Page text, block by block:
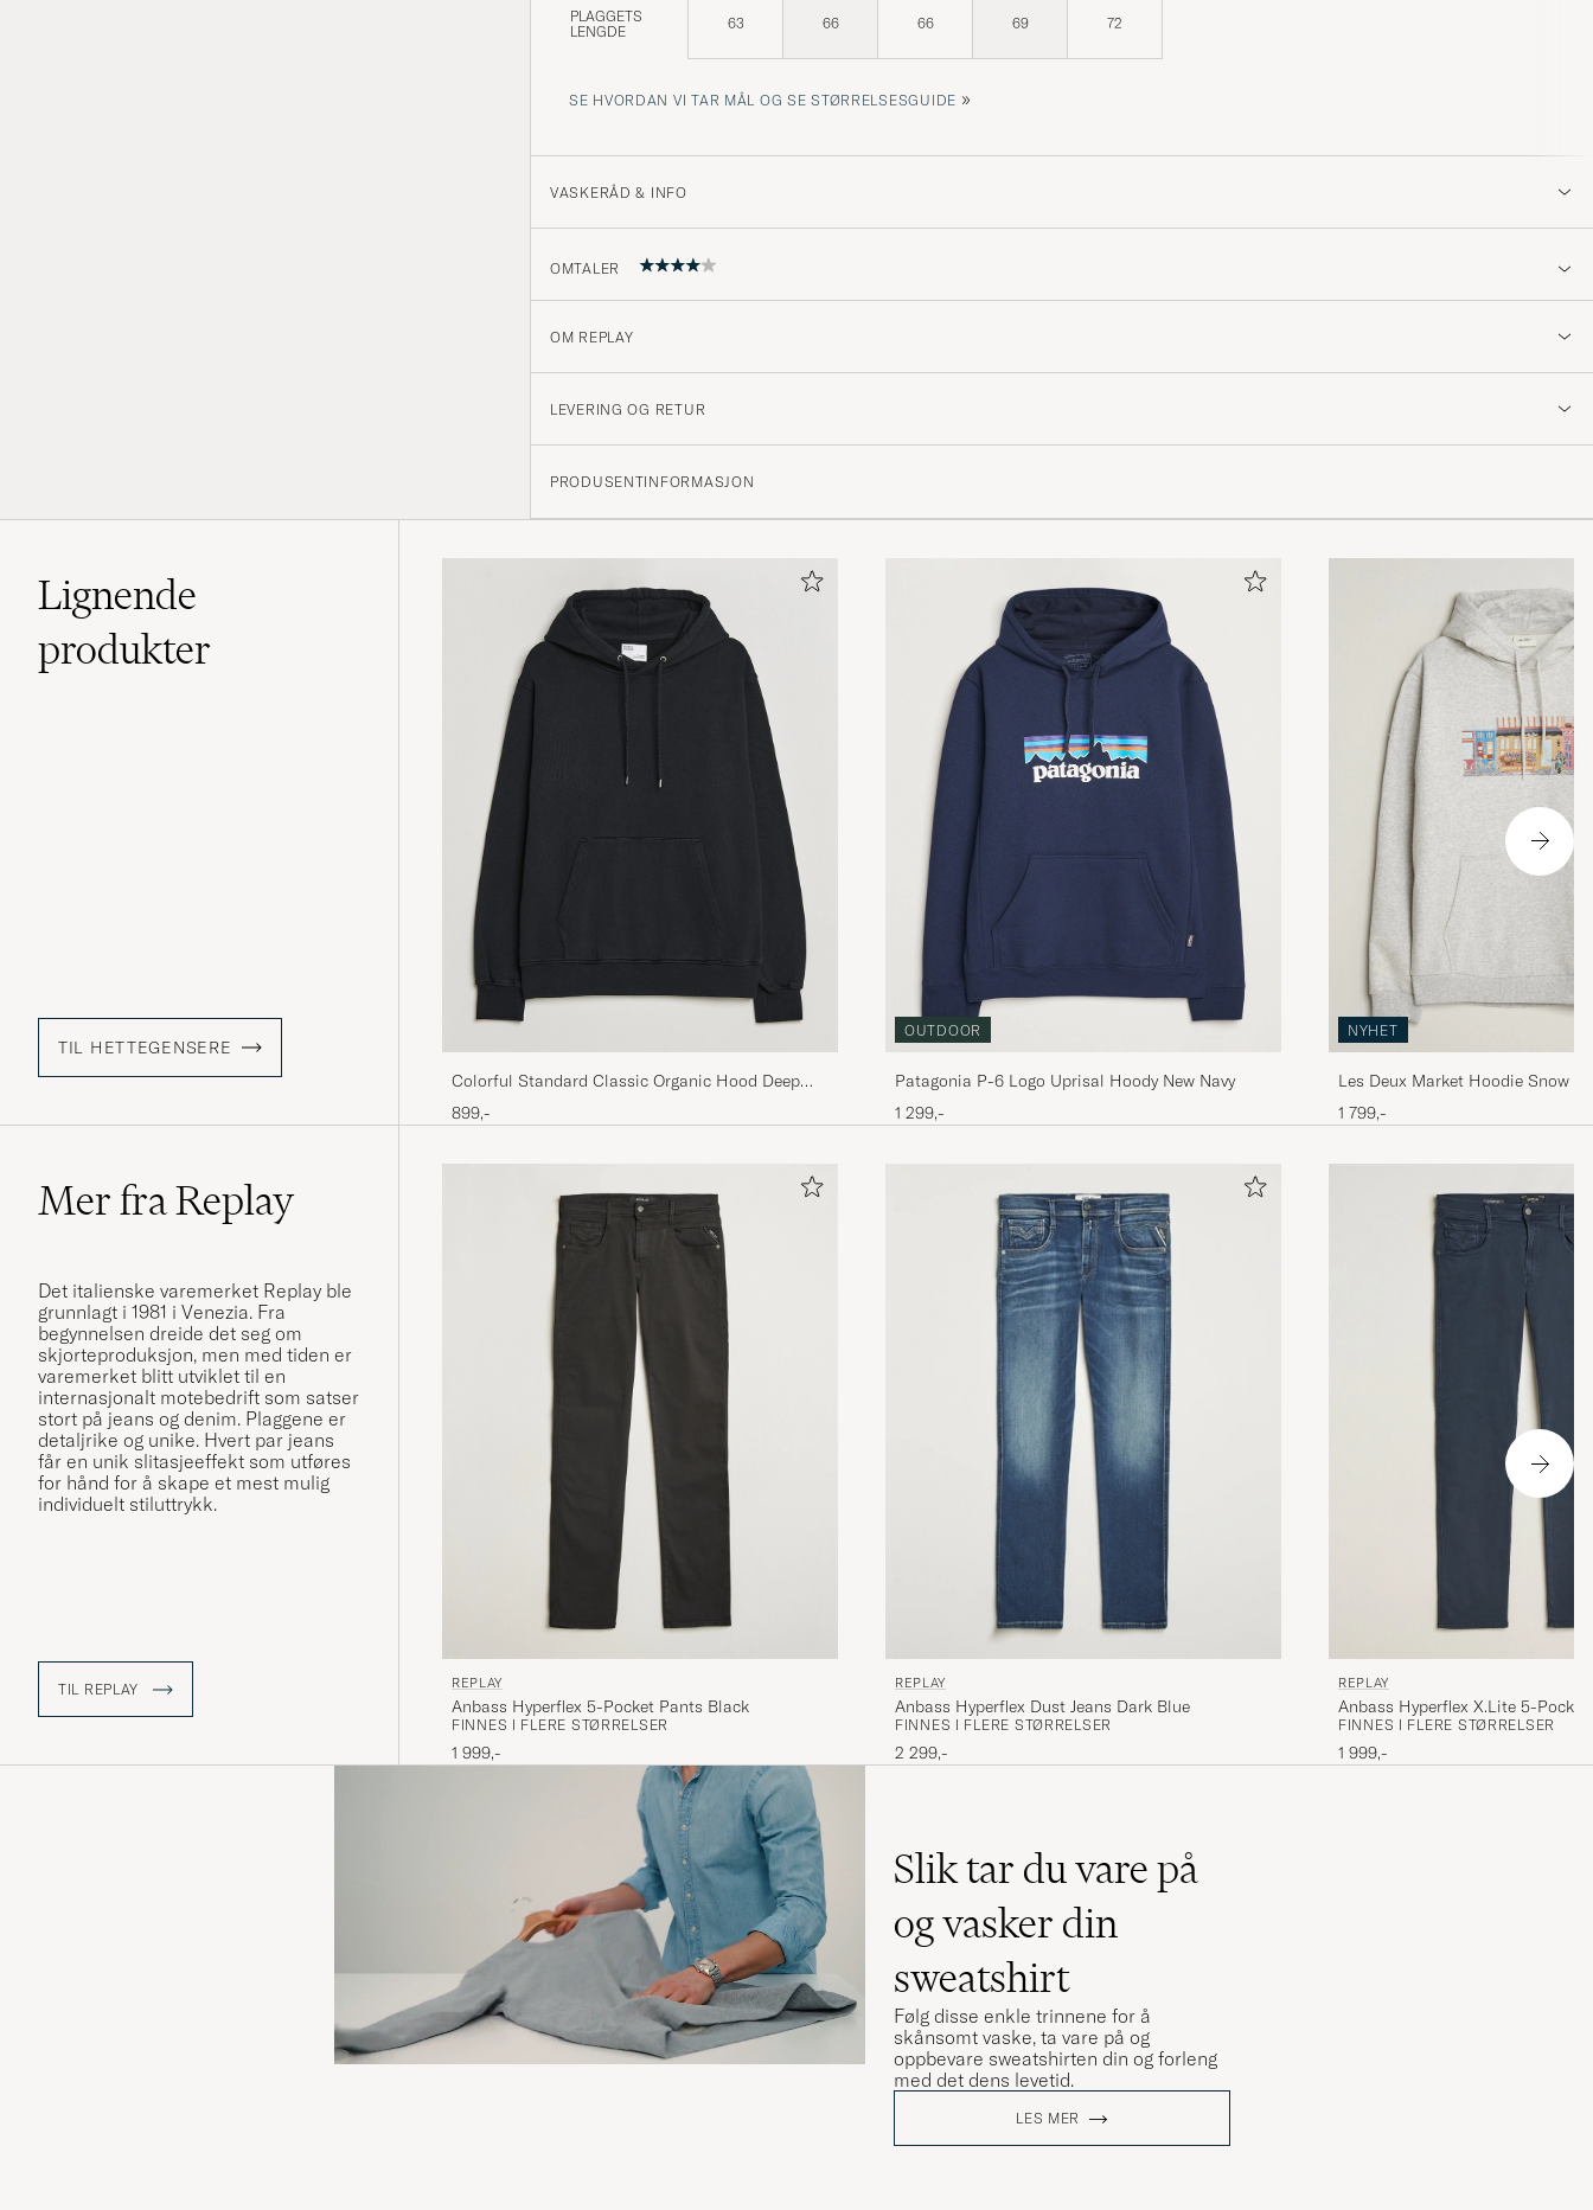
PLAGGETS
LENGDE
63 66 66 69 72
SE HVORDAN VI TAR MÅL OG SE STØRRELSESGUIDE »
VASKERÅD & INFO
OMTALER
Skitsnygg
ROBIN T KJØPTE PÅ CAREOFCARL.SE
Bra material dock liten i storleken
DENIZ K KJØPTE PÅ CAREOFCARL.SE
OM REPLAY
LEVERING OG RETUR
PRODUSENTINFORMASJON
Lignende
produkter
TIL HETTEGENSERE
Colorful Standard Classic Organic Hood Deep
Black
899,-
OUTDOOR
Patagonia P-6 Logo Uprisal Hoody New Navy
1 299,-
NYHET
Les Deux Market Hoodie Snow
1 799,-
Mer fra Replay
Det italienske varemerket Replay ble
grunnlagt i 1981 i Venezia. Fra
begynnelsen dreide det seg om
skjorteproduksjon, men med tiden er
varemerket blitt utviklet til en
internasjonalt motebedrift som satser
stort på jeans og denim. Plaggene er
detaljrike og unike. Hvert par jeans
får en unik slitasjeeffekt som utføres
for hånd for å skape et mest mulig
individuelt stiluttrykk.
TIL REPLAY REPLAY
Anbass Hyperflex 5-Pocket Pants Black
FINNES I FLERE STØRRELSER
1 999,-
REPLAY
Anbass Hyperflex Dust Jeans Dark Blue
FINNES I FLERE STØRRELSER
2 299,-
REPLAY
Anbass Hyperflex X.Lite 5-Pocket
FINNES I FLERE STØRRELSER
1 999,-
Slik tar du vare på
og vasker din
sweatshirt
Følg disse enkle trinnene for å
skånsomt vaske, ta vare på og
oppbevare sweatshirten din og forleng
med det dens levetid.
LES MER